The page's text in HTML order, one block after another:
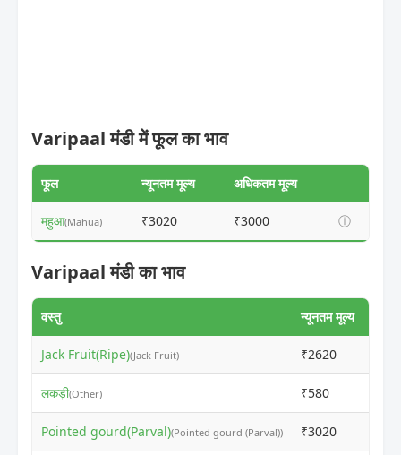
Varipaal मंडी में फूल का भाव
फूल न्यूनतम मूल्य अधिकतम मूल्य
महुआ(Mahua) ₹3020 ₹3000 ⓘ
Varipaal मंडी का भाव
वस्तु न्यूनतम मूल्य
Jack Fruit(Ripe)(Jack Fruit) ₹2620
लकड़ी(Other) ₹580
Pointed gourd(Parval)(Pointed gourd (Parval)) ₹3020